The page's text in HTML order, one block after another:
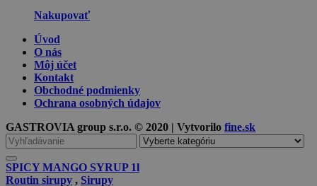
Nakupovať
Úvod
O nás
Môj účet
Kontakt
Obchodné podmienky
Ochrana osobných údajov
GASTROVIA group s.r.o. © 2020 | Vytvorilo fine.sk
Vyhľadávanie
pre
SPICY MANGO SYRUP 1l
Routin sirupy , Sirupy